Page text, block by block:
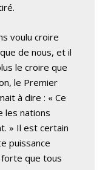
voulu croire
de nous, et il
le croire que
le Premier
à dire : « Ce
les nations
» Il est certain
puissance
que tous